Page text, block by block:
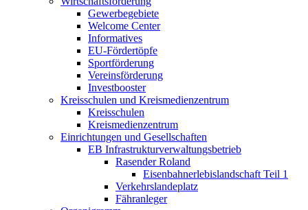
Gewerbegebiete
Welcome Center
Informatives
EU-Fördertöpfe
Sportförderung
Vereinsförderung
Investbooster
Kreisschulen und Kreismedienzentrum
Kreisschulen
Kreismedienzentrum
Einrichtungen und Gesellschaften
EB Infrastruktur­verwaltungsbetrieb
Rasender Roland
Eisenbahnerlebis­landschaft Teil 1
Verkehrslandeplatz
Fähranleger